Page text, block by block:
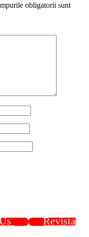
obligatorii sunt
Revista